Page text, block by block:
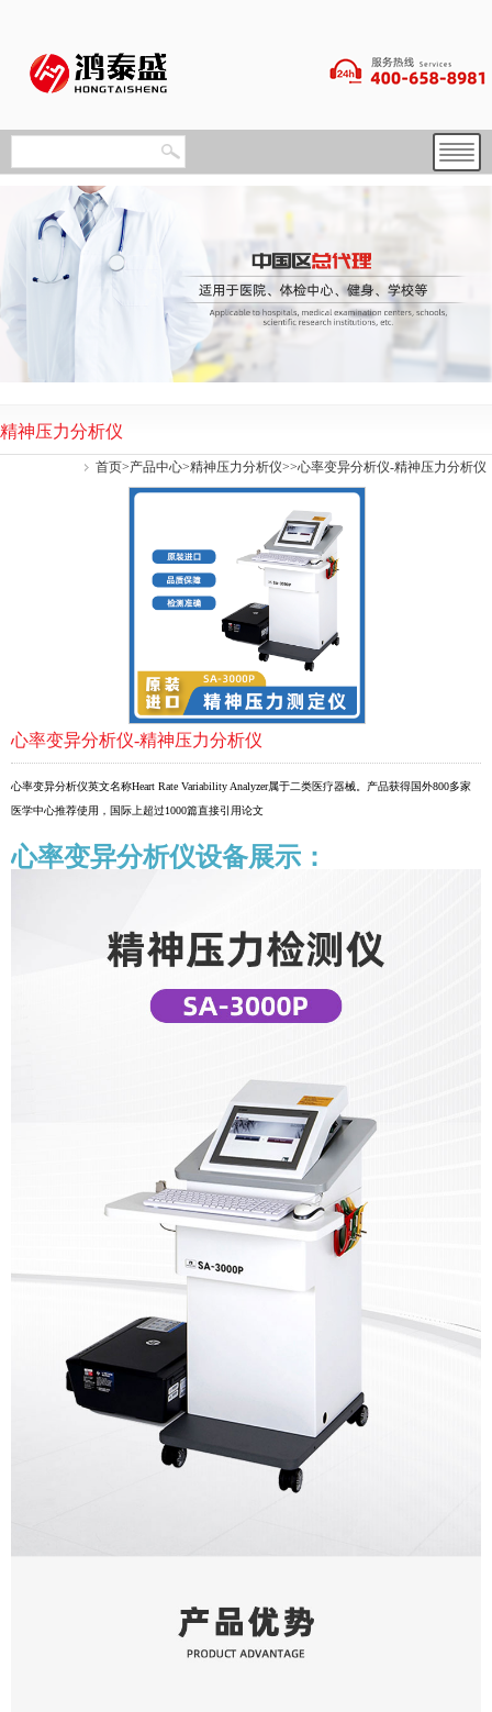
精神压力分析仪
首页>产品中心>精神压力分析仪>>心率变异分析仪-精神压力分析仪
心率变异分析仪-精神压力分析仪
心率变异分析仪英文名称Heart Rate Variability Analyzer属于二类医疗器械。产品获得国外800多家
医学中心推荐使用，国际上超过1000篇直接引用论文
心率变异分析仪设备展示：